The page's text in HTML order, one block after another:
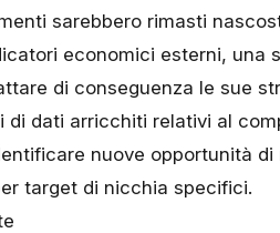
sarebbero rimasti
economici esterni, una
di conseguenza le sue
dati arricchiti relativi al
nuove opportunità di
target di nicchia specifici.